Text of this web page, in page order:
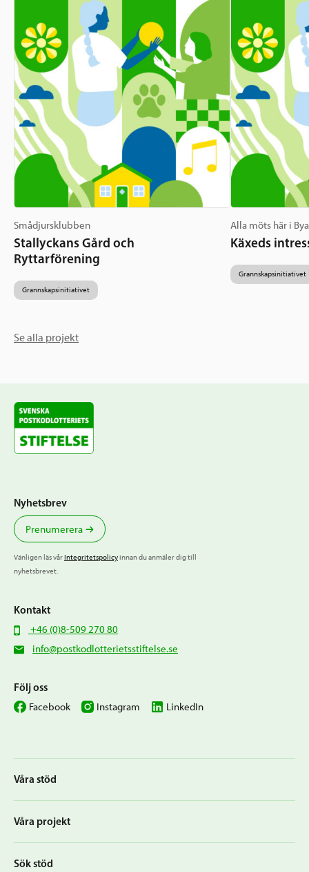
Smådjursklubben
Stallyckans Gård och
Ryttarförening
Grannskapsinitiativet
Alla möts här i
Käxeds
Grannskapsinitiativet
Se alla projekt
Våra stöd
Våra projekt
Sök stöd
Nyhetsbrev
Prenumerera
Vänligen läs vårIntegritetspolicyinnan du anmäler dig till
nyhetsbrevet.
Kontakt
+46 (0)8-509 270 80
info@postkodlotterietsstiftelse.se
Följ oss
Facebook Instagram LinkedIn